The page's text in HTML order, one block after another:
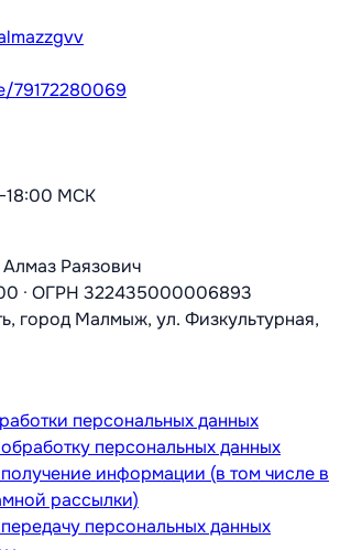
79172280069
МСК
Раязович
· ОГРН 322435000006893
город Малмыж, ул. Физкультурная,
персональных данных
персональных данных
информации (в том числе в
рассылки)
персональных данных